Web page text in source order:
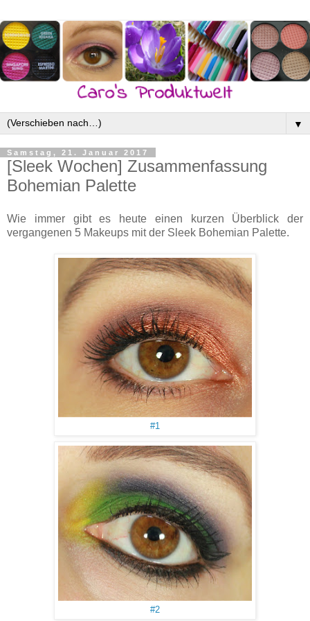
▼
Samstag, 21. Januar 2017
[Sleek Wochen] Zusammenfassung
Bohemian Palette
Wie immer gibt es heute einen kurzen Überblick der
vergangenen 5 Makeups mit der Sleek Bohemian Palette.
#1
#2